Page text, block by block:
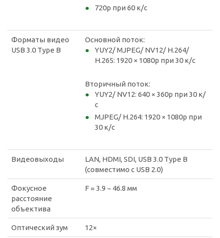
720p при 60 к/с
Форматы видео
USB 3.0 Type B
Основной поток:
YUY2/ MJPEG/ NV12/ H.264/
H.265: 1920 × 1080p при 30 к/с
Вторичный поток:
YUY2/ NV12: 640 × 360p при 30 к/
с
MJPEG/ H.264: 1920 × 1080p при
30 к/с
Видеовыходы
LAN, HDMI, SDI, USB 3.0 Type B
(совместимо с USB 2.0)
Фокусное
расстояние
объектива
F = 3.9 ~ 46.8 мм
Оптический зум 12×